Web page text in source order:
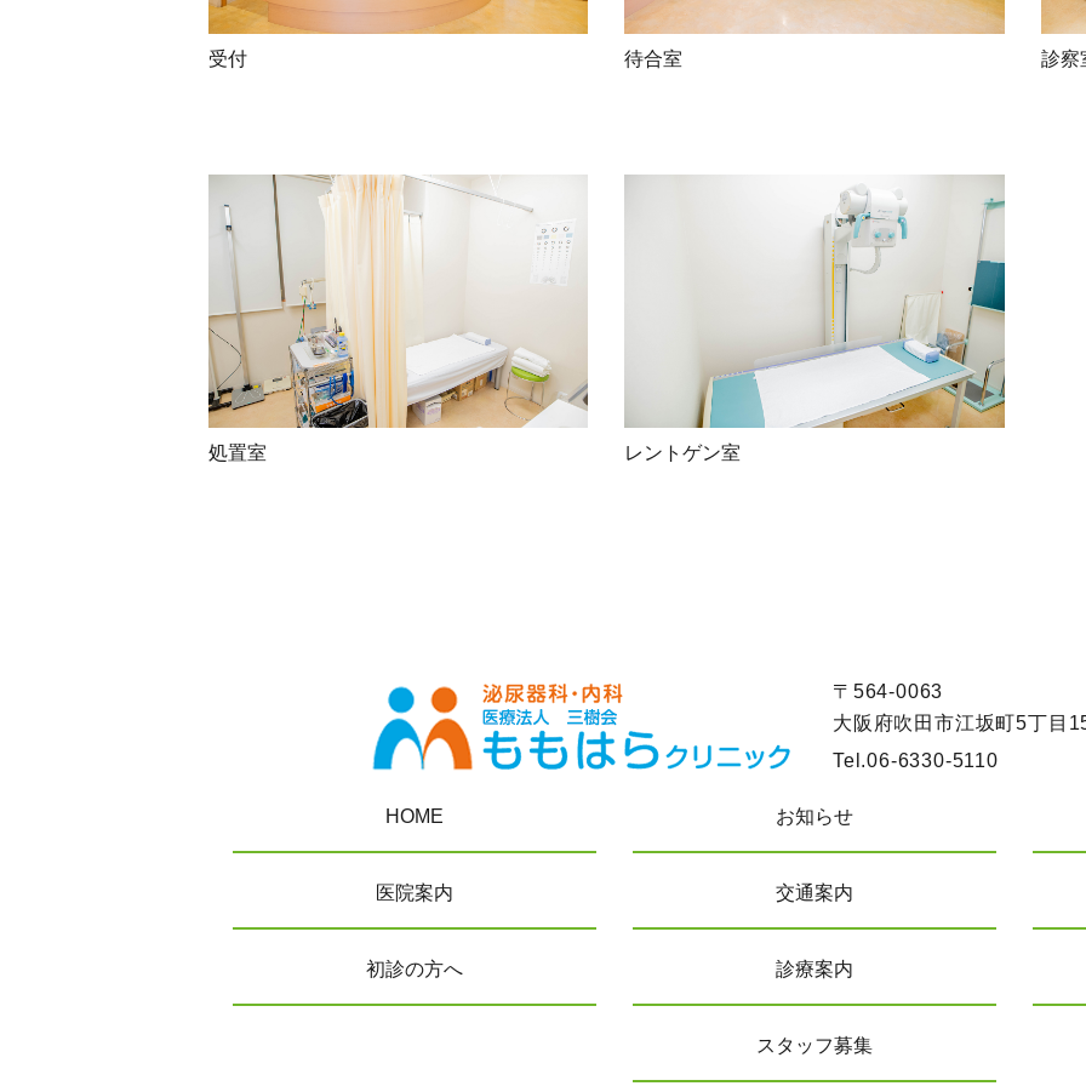
受付 待合室 診察
処置室 レントゲン室
〒564-0063
大阪府吹田市江坂町5丁目
Tel.06-6330-5110
HOME お知らせ
医院案内 交通案内
初診の方へ 診療案内
スタッフ募集